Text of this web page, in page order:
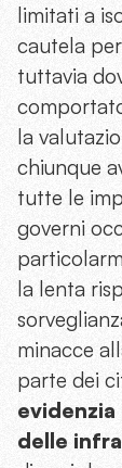
limitati a
cautela
tuttavia
la
chiunque
tutte le
governi
la lenta
minacce
parte dei
delle